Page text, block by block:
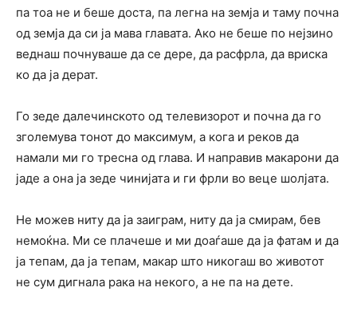
па тоа не и беше доста, па легна на земја и таму почна
од земја да си ја мава главата. Ако не беше по нејзино
веднаш почнуваше да се дере, да расфрла, да вриска
ко да ја дерат.
Го зеде далечинското од телевизорот и почна да го
зголемува тонот до максимум, а кога и реков да
намали ми го тресна од глава. И направив макарони да
јаде а она ја зеде чинијата и ги фрли во веце шолјата.
Не можев ниту да ја заиграм, ниту да ја смирам, бев
немоќна. Ми се плачеше и ми доаѓаше да ја фатам и да
ја тепам, да ја тепам, макар што никогаш во животот
не сум дигнала рака на некого, а не па на дете.